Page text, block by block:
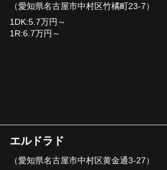
（愛知県名古屋市中村区竹橘町23-7）
1DK:5.7万円～
1R:6.7万円～
エルドラド
（愛知県名古屋市中村区黄金通3-27）